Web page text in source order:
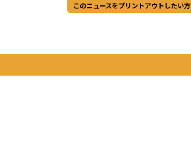
このニュースをプリントアウトしたい